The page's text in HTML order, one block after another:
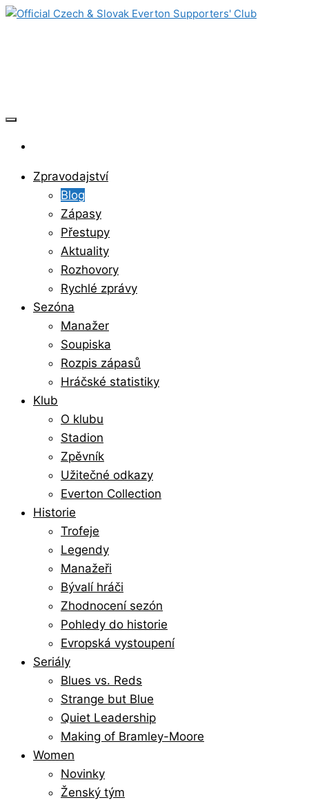
Skip
Zpravodajství
Blog
Zápasy
Přestupy
Aktuality
Rozhovory
Rychlé zprávy
Sezóna
Manažer
Soupiska
Rozpis zápasů
Hráčské statistiky
Klub
O klubu
Stadion
Zpěvník
Užitečné odkazy
Everton Collection
Historie
Trofeje
Legendy
Manažeři
Bývalí hráči
Zhodnocení sezón
Pohledy do historie
Evropská vystoupení
Seriály
Blues vs. Reds
Strange but Blue
Quiet Leadership
Making of Bramley-Moore
Women
Novinky
Ženský tým